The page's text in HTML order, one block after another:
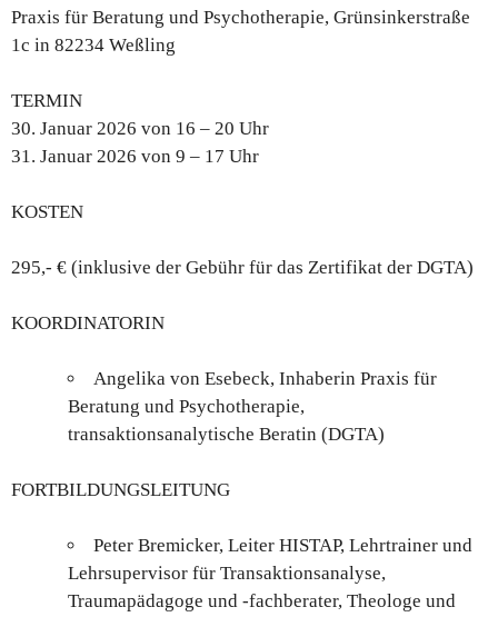
Praxis für Beratung und Psychotherapie, Grünsinkerstraße
1c in 82234 Weßling
TERMIN
30. Januar 2026 von 16 – 20 Uhr
31. Januar 2026 von 9 – 17 Uhr
KOSTEN
295,- € (inklusive der Gebühr für das Zertifikat der DGTA)
KOORDINATORIN
Angelika von Esebeck, Inhaberin Praxis für
Beratung und Psychotherapie,
transaktionsanalytische Beratin (DGTA)
FORTBILDUNGSLEITUNG
Peter Bremicker, Leiter HISTAP, Lehrtrainer und
Lehrsupervisor für Transaktionsanalyse,
Traumapädagoge und -fachberater, Theologe und